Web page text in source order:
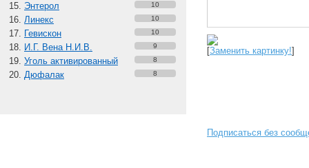
Энтерол 10
Линекс 10
Гевискон 10
И.Г. Вена Н.И.В. 9
Уголь активированный 8
Дюфалак 8
[Заменить картинку!]
Подписаться без